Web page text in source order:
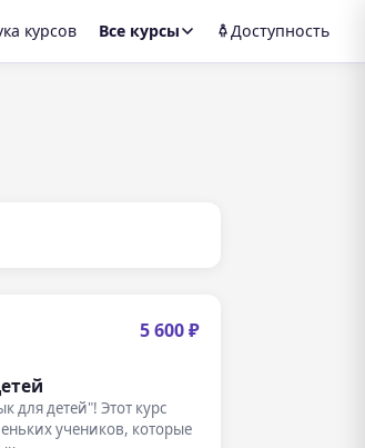
курсов Все курсы Доступность
5 600 ₽
для детей"! Этот курс
учеников, которые